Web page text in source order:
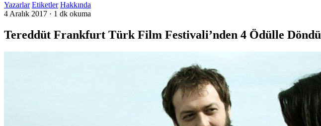
Yazarlar Etiketler Hakkında
4 Aralık 2017 · 1 dk okuma
Tereddüt Frankfurt Türk Film Festivali’nden 4 Ödülle Döndü